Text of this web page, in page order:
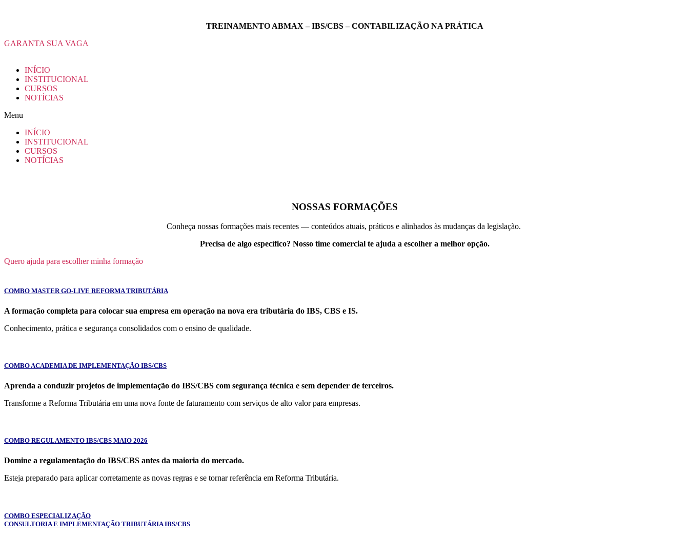
TREINAMENTO ABMAX – IBS/CBS – CONTABILIZAÇÃO NA PRÁTICA
GARANTA SUA VAGA
INÍCIO
INSTITUCIONAL
CURSOS
NOTÍCIAS
Menu
INÍCIO
INSTITUCIONAL
CURSOS
NOTÍCIAS
NOSSAS FORMAÇÕES
Conheça nossas formações mais recentes — conteúdos atuais, práticos e alinhados às mudanças da legislação.
Precisa de algo específico? Nosso time comercial te ajuda a escolher a melhor opção.
Quero ajuda para escolher minha formação
COMBO MASTER GO-LIVE REFORMA TRIBUTÁRIA
A formação completa para colocar sua empresa em operação na nova era tributária do IBS, CBS e IS.
Conhecimento, prática e segurança consolidados com o ensino de qualidade.
COMBO ACADEMIA DE IMPLEMENTAÇÃO IBS/CBS
Aprenda a conduzir projetos de implementação do IBS/CBS com segurança técnica e sem depender de terceiros.
Transforme a Reforma Tributária em uma nova fonte de faturamento com serviços de alto valor para empresas.
COMBO REGULAMENTO IBS/CBS MAIO 2026
Domine a regulamentação do IBS/CBS antes da maioria do mercado.
Esteja preparado para aplicar corretamente as novas regras e se tornar referência em Reforma Tributária.
COMBO ESPECIALIZAÇÃO
CONSULTORIA E IMPLEMENTAÇÃO TRIBUTÁRIA IBS/CBS